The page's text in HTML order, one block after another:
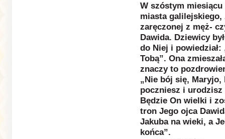
W szóstym miesiącu
miasta galilejskiego,
zaręczonej z męż-
Dawida. Dziewicy
do Niej i powiedział:
Tobą”. Ona
znaczy to
„Nie bój się, Maryjo,
poczniesz i urodzisz
Będzie On wielki i
tron Jego ojca
Jakuba na wieki, a
końca”.